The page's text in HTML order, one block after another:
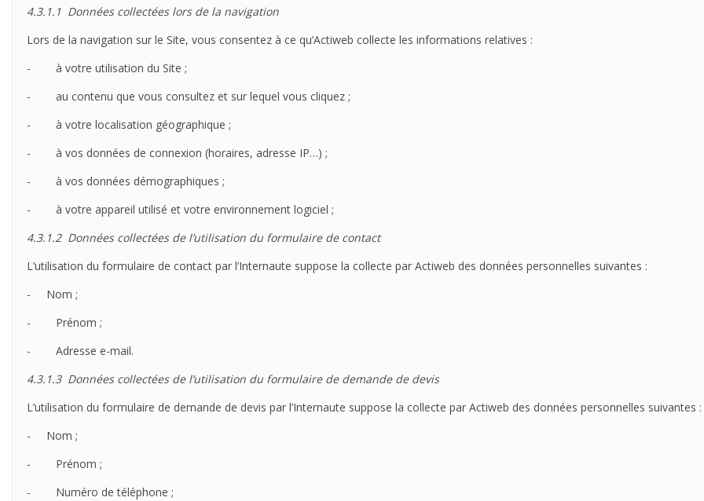
4.3.1.1 Données collectées lors de la navigation
Lors de la navigation sur le Site, vous consentez à ce qu’Actiweb collecte les informations relatives :
- à votre utilisation du Site ;
- au contenu que vous consultez et sur lequel vous cliquez ;
- à votre localisation géographique ;
- à vos données de connexion (horaires, adresse IP…) ;
- à vos données démographiques ;
- à votre appareil utilisé et votre environnement logiciel ;
4.3.1.2 Données collectées de l’utilisation du formulaire de contact
L’utilisation du formulaire de contact par l’Internaute suppose la collecte par Actiweb des données personnelles suivantes :
- Nom ;
- Prénom ;
- Adresse e-mail.
4.3.1.3 Données collectées de l’utilisation du formulaire de demande de devis
L’utilisation du formulaire de demande de devis par l’Internaute suppose la collecte par Actiweb des données personnelles suivantes :
- Nom ;
- Prénom ;
- Numéro de téléphone ;